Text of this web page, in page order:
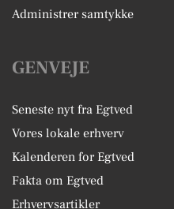
Administrer samtykke
GENVEJE
Seneste nyt fra Egtved
Vores lokale erhverv
Kalenderen for Egtved
Fakta om Egtved
Erhvervsartikler